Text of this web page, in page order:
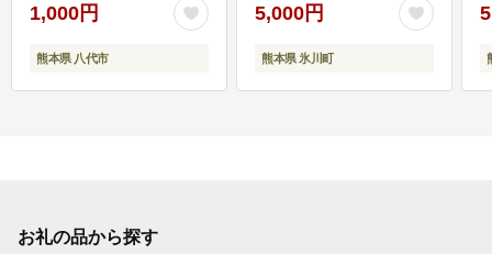
1,000円
熊本県 八代市
5,000円
熊本県 氷川町
お礼の品から探す